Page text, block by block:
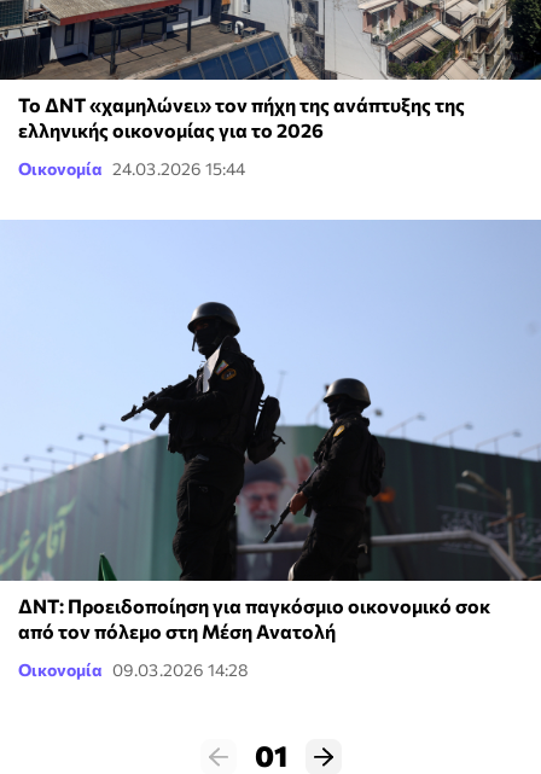
Το ΔΝΤ «χαμηλώνει» τον πήχη της ανάπτυξης της
ελληνικής οικονομίας για το 2026
Οικονομία 24.03.2026 15:44
ΔΝΤ: Προειδοποίηση για παγκόσμιο οικονομικό σοκ
από τον πόλεμο στη Μέση Ανατολή
Οικονομία 09.03.2026 14:28
01